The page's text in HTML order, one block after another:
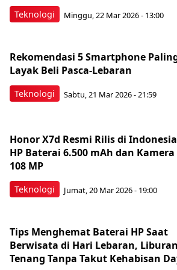
Teknologi Minggu, 22 Mar 2026 - 13:00
Teknologi
Rekomendasi 5 Smartphone
Layak Beli Pasca-Lebaran
Sabtu, 21 Mar 2026 - 21:59
Teknologi
Honor X7d Resmi Rilis di
HP Baterai 6.500 mAh dan Kamera
108 MP
Jumat, 20 Mar 2026 - 19:00
Tips Menghemat Baterai HP Saat
Berwisata di Hari Lebaran, Liburan
Tenang Tanpa Takut Kehabisan